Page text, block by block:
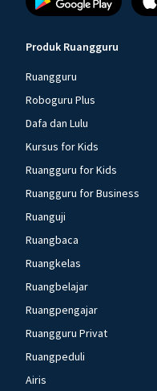
Produk Ruangguru
Ruangguru
Roboguru Plus
Dafa dan Lulu
Kursus for Kids
Ruangguru for Kids
Ruangguru for Business
Ruanguji
Ruangbaca
Ruangkelas
Ruangbelajar
Ruangpengajar
Ruangguru Privat
Ruangpeduli
Airis